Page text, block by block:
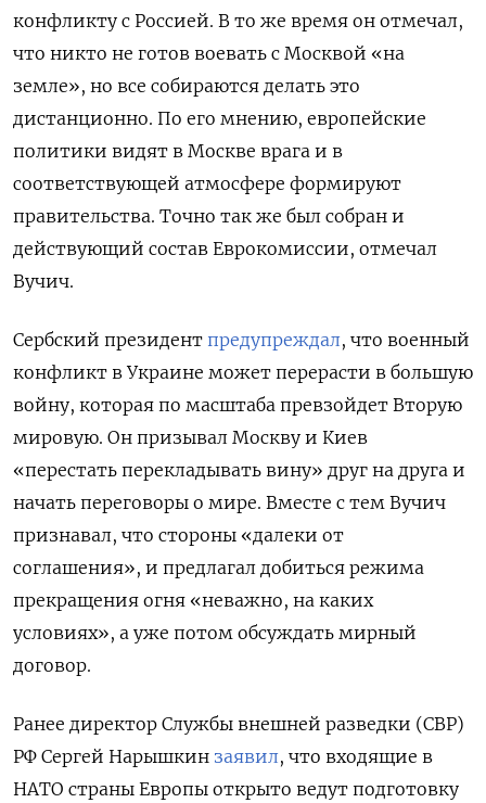
конфликту с Россией. В то же время он отмечал,
что никто не готов воевать с Москвой «на
земле», но все собираются делать это
дистанционно. По его мнению, европейские
политики видят в Москве врага и в
соответствующей атмосфере формируют
правительства. Точно так же был собран и
действующий состав Еврокомиссии, отмечал
Вучич.
Сербский президент предупреждал, что военный
конфликт в Украине может перерасти в большую
войну, которая по масштаба превзойдет Вторую
мировую. Он призывал Москву и Киев
«перестать перекладывать вину» друг на друга и
начать переговоры о мире. Вместе с тем Вучич
признавал, что стороны «далеки от
соглашения», и предлагал добиться режима
прекращения огня «неважно, на каких
условиях», а уже потом обсуждать мирный
договор.
Ранее директор Службы внешней разведки (СВР)
РФ Сергей Нарышкин заявил, что входящие в
НАТО страны Европы открыто ведут подготовку